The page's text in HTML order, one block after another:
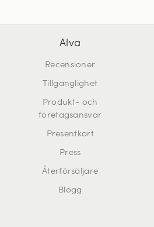
Alva
Recensioner
Tillgänglighet
Produkt- och
företagsansvar
Presentkort
Press
Återförsäljare
Blogg